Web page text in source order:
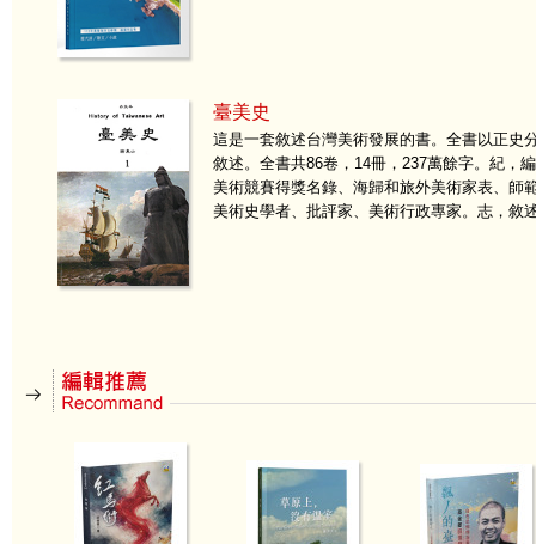
臺美史
這是一套敘述台灣美術發展的書。全書以正史
敘述。全書共86卷，14冊，237萬餘字。紀，
美術競賽得獎名錄、海歸和旅外美術家表、師
美術史學者、批評家、美術行政專家。志，敘